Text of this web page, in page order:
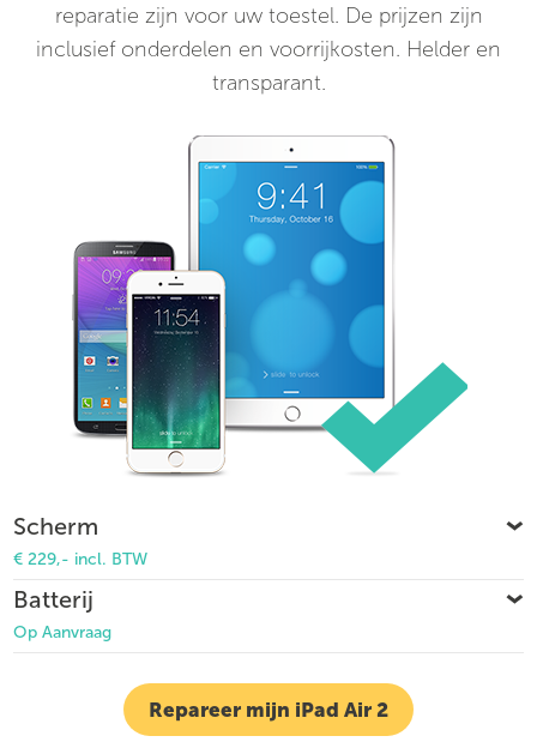
reparatie zijn voor uw toestel. De prijzen zijn
inclusief onderdelen en voorrijkosten. Helder en
transparant.
Scherm
€ 229,- incl. BTW
Batterij
Op Aanvraag
Repareer mijn iPad Air 2